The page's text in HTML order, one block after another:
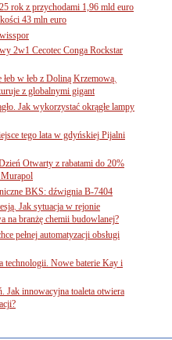
rok z przychodami 1,96 mld euro
43 mln euro
2w1 Cecotec Conga Rockstar
w łeb z Doliną Krzemową.
z globalnymi gigant
Jak wykorzystać okrągłe lampy
tego lata w gdyńskiej Pijalni
Otwarty z rabatami do 20%
Murapol
BKS: dźwignia B-7404
Jak sytuacja w rejonie
na branżę chemii budowlanej?
pełnej automatyzacji obsługi
technologii. Nowe baterie Kay i
Jak innowacyjna toaleta otwiera